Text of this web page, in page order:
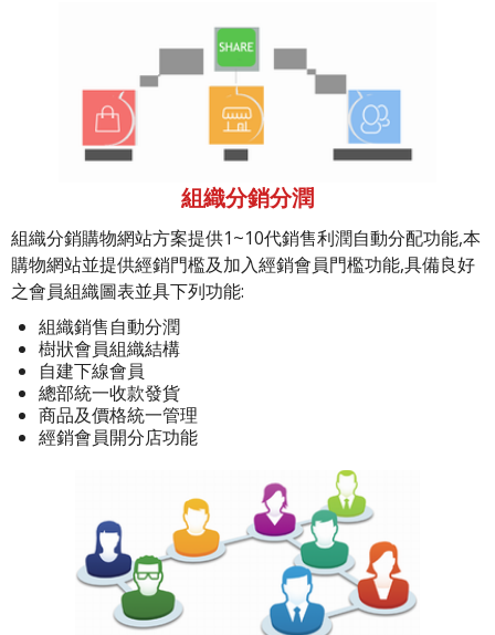
組織分銷分潤
組織分銷購物網站方案提供1~10代銷售利潤自動分配功能,本
購物網站並提供經銷門檻及加入經銷會員門檻功能,具備良好
之會員組織圖表並具下列功能:
組織銷售自動分潤
樹狀會員組織結構
自建下線會員
總部統一收款發貨
商品及價格統一管理
經銷會員開分店功能